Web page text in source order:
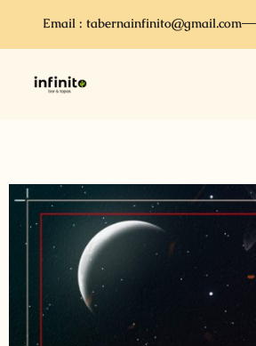
Email : tabernainfinito@gmail.com